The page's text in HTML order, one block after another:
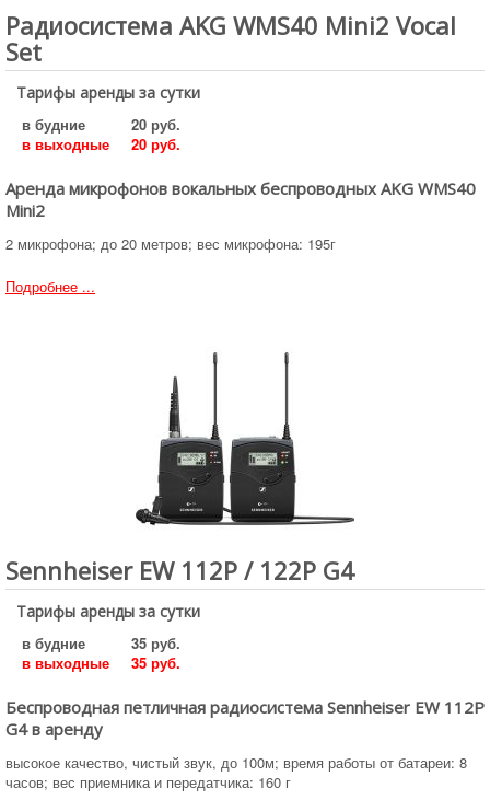
Радиосистема AKG WMS40 Mini2 Vocal
Set
Тарифы аренды за сутки
в будние
20 руб.
в выходные
20 руб.
Аренда микрофонов вокальных беспроводных AKG WMS40
Mini2
2 микрофона; до 20 метров; вес микрофона: 195г
Подробнее ...
Sennheiser EW 112P / 122P G4
Тарифы аренды за сутки
в будние
35 руб.
в выходные
35 руб.
Беспроводная петличная радиосистема Sennheiser EW 112P
G4 в аренду
высокое качество, чистый звук, до 100м; время работы от батареи: 8
часов; вес приемника и передатчика: 160 г